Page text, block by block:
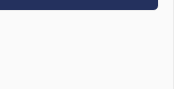
jaarlijkse inspectie is er nauwelijks